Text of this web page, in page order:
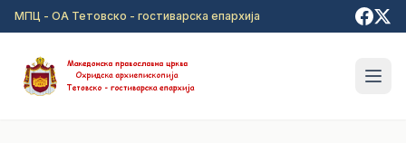
Прејди на главна содржина
МПЦ - ОА Тетовско - гостиварска епархија